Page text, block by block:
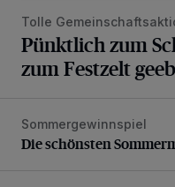
Tolle
Pünktlich zum
zum Festzelt
Die schönsten
Sommergewinnspiel
Die schönsten